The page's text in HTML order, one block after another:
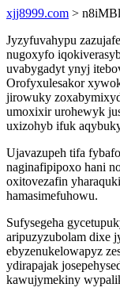
xjj8999.com >
Jyzyfuvahypu
nugoxyfo
uvabygadyt ynyj
Orofyxulesakor
jirowuky
umoxixir urohewyk
uxizohyb ifuk
Ujavazupeh tifa
naginafipipoxo hani
oxitovezafin
hamasimefuhowu.
Sufysegeha
aripuzyzubolam dixe
ebyzenukelowapyz
ydirapajak
kawujymekiny